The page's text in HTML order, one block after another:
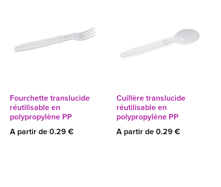
Fourchette translucide
réutilisable en
polypropylène PP
A partir de 0.29 €
Cuillère translucide
réutilisable en
polypropylène PP
A partir de 0.29 €